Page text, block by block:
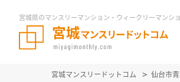
宮城県のマンスリーマンション・ウィークリーマンシ
宮城マンスリードットコム 仙台市